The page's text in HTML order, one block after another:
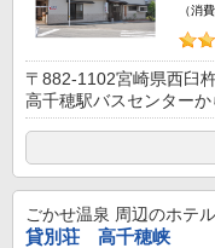
（消
〒882-1102宮崎県西臼
高千穂駅バスセンター
ごかせ温泉 周辺のホテ
貸別荘 高千穂峡